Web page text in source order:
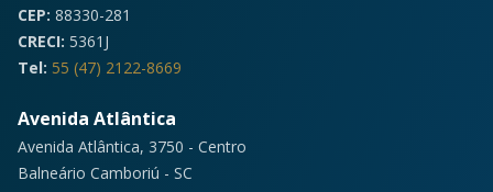
CEP: 88330-281
CRECI: 5361J
Tel: 55 (47) 2122-8669
Avenida Atlântica
Avenida Atlântica, 3750 - Centro
Balneário Camboriú - SC